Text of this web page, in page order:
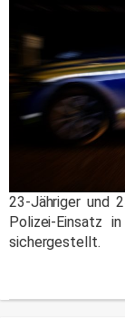
23-Jähriger und
Polizei-Einsatz
sichergestellt.